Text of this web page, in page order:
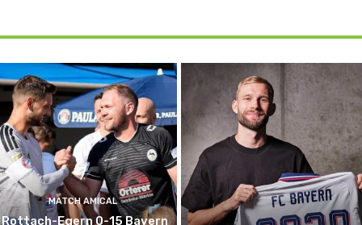
MATCH AMICAL
Rottach-Egern 0-15 Bayern